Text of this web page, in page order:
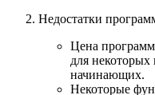
Недостатки
Цена
для некоторых
начинающих.
Некоторые